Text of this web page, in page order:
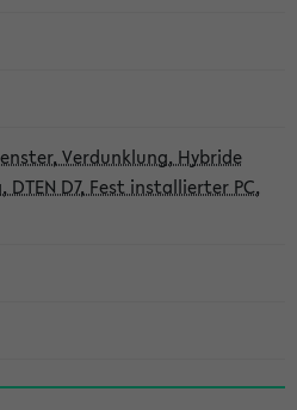
Verdunklung, Hybride
D7, Fest installierter PC,